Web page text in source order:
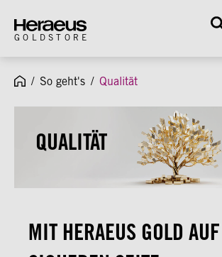
springen
GOLDSTORE
/ So geht's / Qualität
QUALITÄT
MIT HERAEUS GOLD